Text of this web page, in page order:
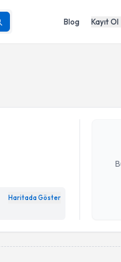
Blog Kayıt Ol
Haritada Göster